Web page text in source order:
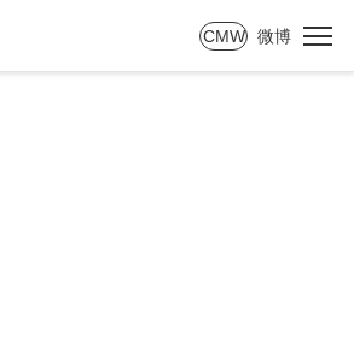
CMW 微博